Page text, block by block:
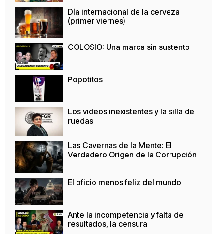
Día internacional de la cerveza
(primer viernes)
COLOSIO: Una marca sin sustento
Popotitos
Los videos inexistentes y la silla de
ruedas
Las Cavernas de la Mente: El
Verdadero Origen de la Corrupción
El oficio menos feliz del mundo
Ante la incompetencia y falta de
resultados, la censura